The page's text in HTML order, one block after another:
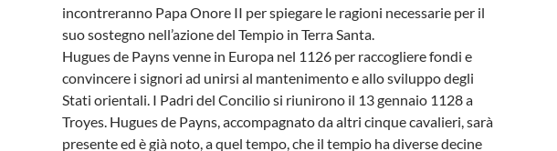
incontreranno Papa Onore II per spiegare le ragioni necessarie per il
suo sostegno nell’azione del Tempio in Terra Santa.
Hugues de Payns venne in Europa nel 1126 per raccogliere fondi e
convincere i signori ad unirsi al mantenimento e allo sviluppo degli
Stati orientali. I Padri del Concilio si riunirono il 13 gennaio 1128 a
Troyes. Hugues de Payns, accompagnato da altri cinque cavalieri, sarà
presente ed è già noto, a quel tempo, che il tempio ha diverse decine